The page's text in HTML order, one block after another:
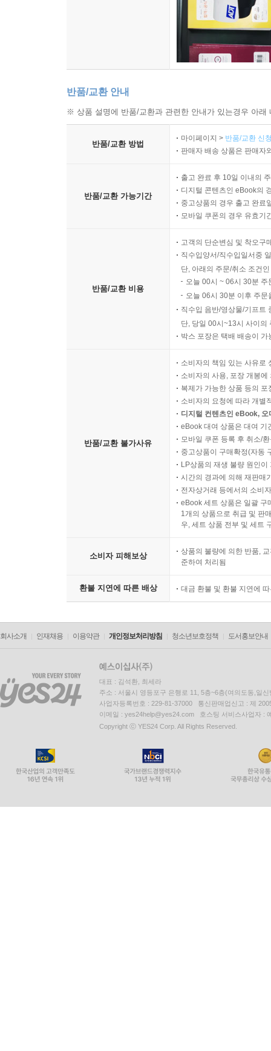
반품/교환 안내
※ 상품 설명에 반품/교환과 관련한 안내가 있는경우 아
반품/교환 방법
마이페이지 > 반품/교환 신
판매자 배송 상품은 판매자
반품/교환 가능기간
출고 완료 후 10일 이내의
디지털 콘텐츠인 eBook의
중고상품의 경우 출고 완료
모바일 쿠폰의 경우 유효기
반품/교환 비용
고객의 단순변심 및 착오구
직수입양서/직수입일서중
단, 아래의 주문/취소 조건
오늘 00시 ~ 06시 30분
오늘 06시 30분 이후 주
직수입 음반/영상물/기프트
단, 당일 00시~13시 사이의
박스 포장은 택배 배송이
반품/교환 불가사유
소비자의 책임 있는 사유로
소비자의 사용, 포장 개봉
복제가 가능한 상품 등의
소비자의 요청에 따라 개별
디지털 컨텐츠인 eBook,
eBook 대여 상품은 대여 기
모바일 쿠폰 등록 후 취소/
중고상품이 구매확정(자동
LP상품의 재생 불량 원인
시간의 경과에 의해 재판매
전자상거래 등에서의 소비
eBook 세트 상품은 일괄 구
1개의 상품으로 취급 및 판
우, 세트 상품 전부 및 세트
소비자 피해보상
상품의 불량에 의한 반품,
준하여 처리됨
환불 지연에 따른 배상 대금 환불 및 환불 지연에
회사소개 인재채용 이용약관 개인정보처리방침 청소년보호정책 도서홍보안내
대표 : 김석환, 최세라
주소 : 서울시 영등포구 은행로 11, 5층~6층(여의도동,일신
사업자등록번호 : 229-81-37000 통신판매업신고 : 제
이메일 : yes24help@yes24.com 호스팅 서비스사업자 :
Copyright ⓒ YES24 Corp. All Rights Reserved.